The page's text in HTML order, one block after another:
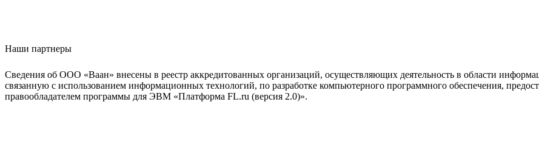
Наши партнеры
Сведения об ООО «Ваан» внесены в реестр аккредитованных организаций, осуществляющих деятельность в области
связанную с использованием информационных технологий, по разработке компьютерного программного обеспечения,
правообладателем программы для ЭВМ «Платформа FL.ru (версия 2.0)».